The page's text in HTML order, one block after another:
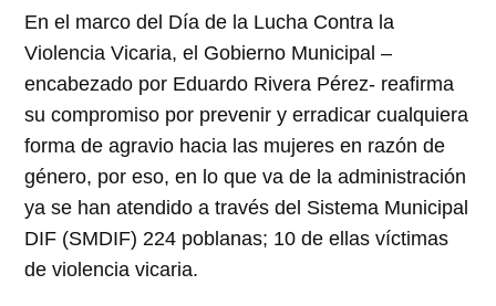
En el marco del Día de la Lucha Contra la
Violencia Vicaria, el Gobierno Municipal –
encabezado por Eduardo Rivera Pérez- reafirma
su compromiso por prevenir y erradicar cualquiera
forma de agravio hacia las mujeres en razón de
género, por eso, en lo que va de la administración
ya se han atendido a través del Sistema Municipal
DIF (SMDIF) 224 poblanas; 10 de ellas víctimas
de violencia vicaria.